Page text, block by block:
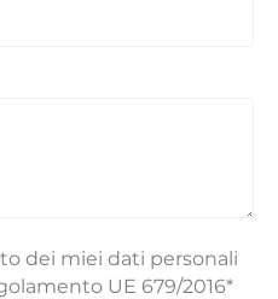
dei miei dati personali
UE 679/2016*